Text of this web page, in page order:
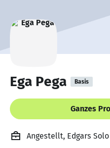
Ega Pega Basis
Ganzes
Angestellt, Edgars